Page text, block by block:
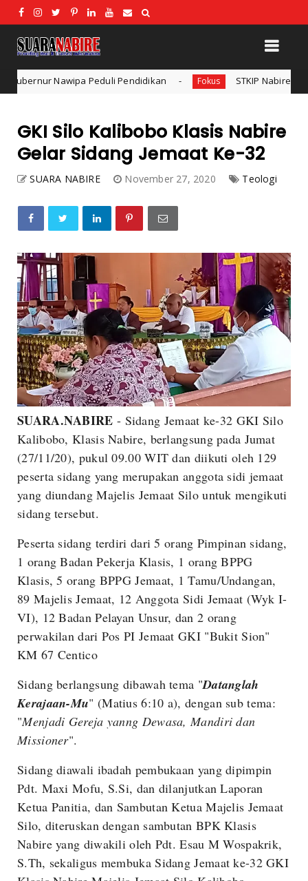
Fokus STKIP Nabire Buka Prodi Pendidikan Bahasa dan
GKI Silo Kalibobo Klasis Nabire
Gelar Sidang Jemaat Ke-32
SUARA NABIRE November 27, 2020 Teologi
SUARA.NABIRE - Sidang Jemaat ke-32 GKI Silo
Kalibobo, Klasis Nabire, berlangsung pada Jumat
(27/11/20), pukul 09.00 WIT dan diikuti oleh 129
peserta sidang yang merupakan anggota sidi jemaat
yang diundang Majelis Jemaat Silo untuk mengikuti
sidang tersebut.
Peserta sidang terdiri dari 5 orang Pimpinan sidang,
1 orang Badan Pekerja Klasis, 1 orang BPPG
Klasis, 5 orang BPPG Jemaat, 1 Tamu/Undangan,
89 Majelis Jemaat, 12 Anggota Sidi Jemaat (Wyk I-
VI), 12 Badan Pelayan Unsur, dan 2 orang
perwakilan dari Pos PI Jemaat GKI "Bukit Sion"
KM 67 Centico
Sidang berlangsung dibawah tema "Datanglah
Kerajaan-Mu" (Matius 6:10 a), dengan sub tema:
"Menjadi Gereja yanng Dewasa, Mandiri dan
Missioner".
Sidang diawali ibadah pembukaan yang dipimpin
Pdt. Maxi Mofu, S.Si, dan dilanjutkan Laporan
Ketua Panitia, dan Sambutan Ketua Majelis Jemaat
Silo, diteruskan dengan sambutan BPK Klasis
Nabire yang diwakili oleh Pdt. Esau M Wospakrik,
S.Th, sekaligus membuka Sidang Jemaat ke-32 GKI